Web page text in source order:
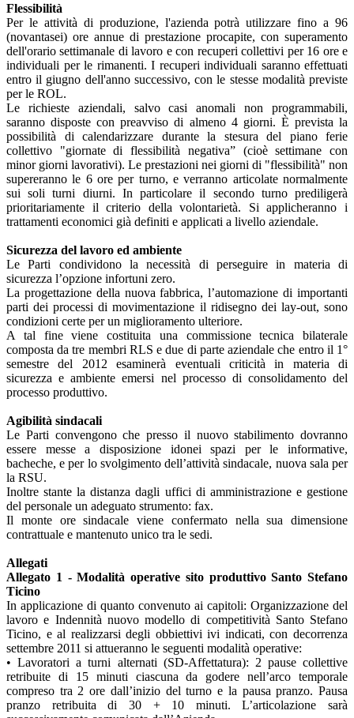
Flessibilità
Per le attività di produzione, l'azienda potrà utilizzare fino a 96
(novantasei) ore annue di prestazione procapite, con superamento
dell'orario settimanale di lavoro e con recuperi collettivi per 16 ore e
individuali per le rimanenti. I recuperi individuali saranno effettuati
entro il giugno dell'anno successivo, con le stesse modalità previste
per le ROL.
Le richieste aziendali, salvo casi anomali non programmabili,
saranno disposte con preavviso di almeno 4 giorni. È prevista la
possibilità di calendarizzare durante la stesura del piano ferie
collettivo "giornate di flessibilità negativa” (cioè settimane con
minor giorni lavorativi). Le prestazioni nei giorni di "flessibilità" non
supereranno le 6 ore per turno, e verranno articolate normalmente
sui soli turni diurni. In particolare il secondo turno prediligerà
prioritariamente il criterio della volontarietà. Si applicheranno i
trattamenti economici già definiti e applicati a livello aziendale.
Sicurezza del lavoro ed ambiente
Le Parti condividono la necessità di perseguire in materia di
sicurezza l’opzione infortuni zero.
La progettazione della nuova fabbrica, l’automazione di importanti
parti dei processi di movimentazione il ridisegno dei lay-out, sono
condizioni certe per un miglioramento ulteriore.
A tal fine viene costituita una commissione tecnica bilaterale
composta da tre membri RLS e due di parte aziendale che entro il 1°
semestre del 2012 esaminerà eventuali criticità in materia di
sicurezza e ambiente emersi nel processo di consolidamento del
processo produttivo.
Agibilità sindacali
Le Parti convengono che presso il nuovo stabilimento dovranno
essere messe a disposizione idonei spazi per le informative,
bacheche, e per lo svolgimento dell’attività sindacale, nuova sala per
la RSU.
Inoltre stante la distanza dagli uffici di amministrazione e gestione
del personale un adeguato strumento: fax.
Il monte ore sindacale viene confermato nella sua dimensione
contrattuale e mantenuto unico tra le sedi.
Allegati
Allegato 1 - Modalità operative sito produttivo Santo Stefano
Ticino
In applicazione di quanto convenuto ai capitoli: Organizzazione del
lavoro e Indennità nuovo modello di competitività Santo Stefano
Ticino, e al realizzarsi degli obbiettivi ivi indicati, con decorrenza
settembre 2011 si attueranno le seguenti modalità operative:
• Lavoratori a turni alternati (SD-Affettatura): 2 pause collettive
retribuite di 15 minuti ciascuna da godere nell’arco temporale
compreso tra 2 ore dall’inizio del turno e la pausa pranzo. Pausa
pranzo retribuita di 30 + 10 minuti. L’articolazione sarà